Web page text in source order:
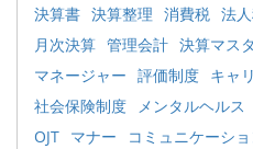
決算書 決算整理 消費税 法
月次決算 管理会計 決算マス
マネージャー 評価制度 キャ
社会保険制度
メンタルヘルス
OJT マナー コミュニケーシ